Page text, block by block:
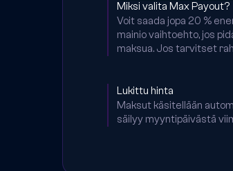
Miksi valita Max Payout?
Voit saada jopa 20 %
mainio vaihtoehto, jos
maksua. Jos tarvitset
Lukittu hinta
Maksut käsitellään
säilyy myyntipäivästä